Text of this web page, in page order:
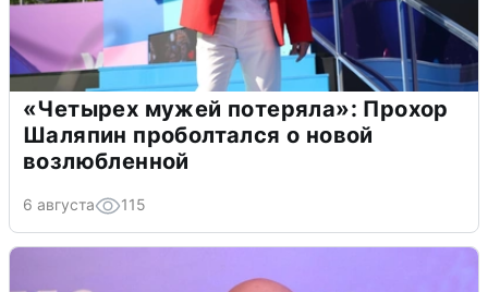
«Четырех мужей потеряла»: Прохор
Шаляпин проболтался о новой
возлюбленной
6 августа 115